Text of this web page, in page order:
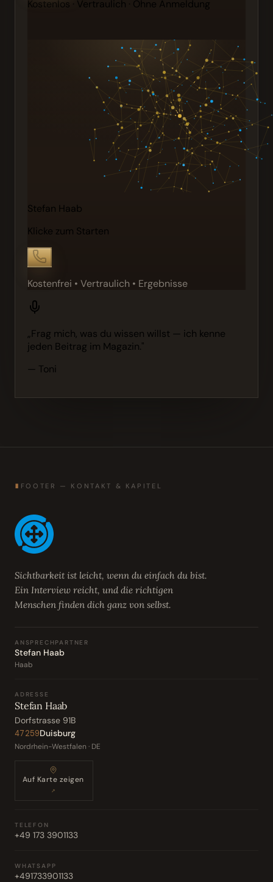
Kostenlos · Vertraulich · Ohne Anmeldung
Stefan Haab
Klicke zum Starten
Kostenfrei • Vertraulich • Ergebnisse
„Frag mich, was du wissen willst — ich kenne
jeden Beitrag im Magazin."
— Toni
∎ FOOTER — KONTAKT & KAPITEL
Sichtbarkeit ist leicht, wenn du einfach du bist.
Ein Interview reicht, und die richtigen
Menschen finden dich ganz von selbst.
ANSPRECHPARTNER
Stefan Haab
Haab
ADRESSE
Stefan Haab
Dorfstrasse 91B
47259Duisburg
Nordrhein-Westfalen · DE
Auf Karte zeigen
↗
TELEFON
+49 173 3901133
WHATSAPP
+491733901133